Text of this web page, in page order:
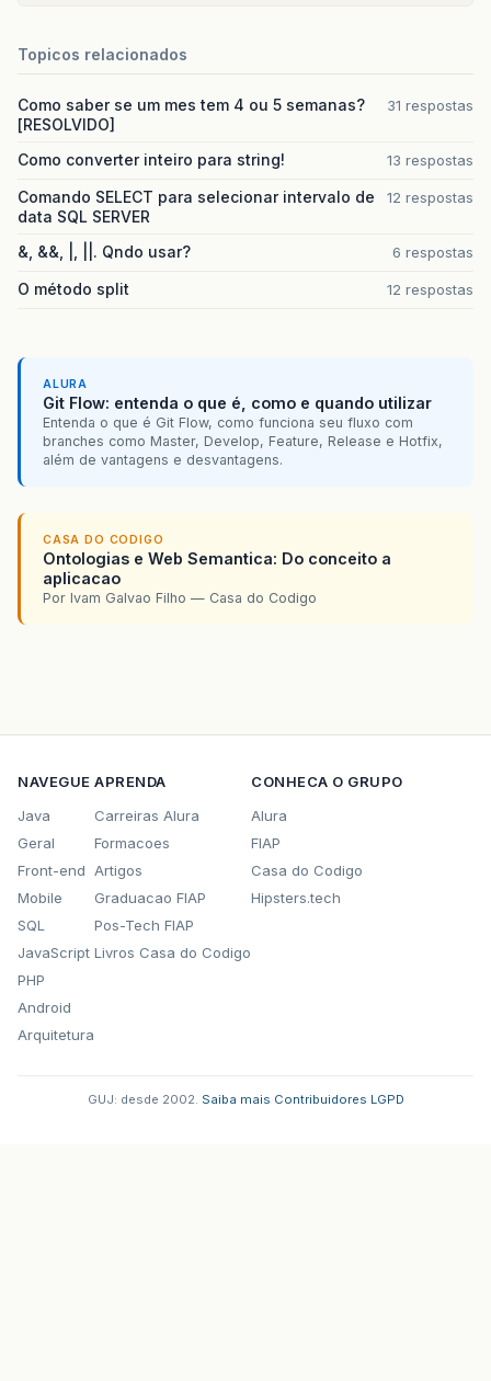
Topicos relacionados
Como saber se um mes tem 4 ou 5 semanas?
[RESOLVIDO]
31 respostas
Como converter inteiro para string! 13 respostas
Comando SELECT para selecionar intervalo de
data SQL SERVER
12 respostas
&, &&, |, ||. Qndo usar? 6 respostas
O método split 12 respostas
ALURA
Git Flow: entenda o que é, como e quando utilizar
Entenda o que é Git Flow, como funciona seu fluxo com
branches como Master, Develop, Feature, Release e Hotfix,
além de vantagens e desvantagens.
CASA DO CODIGO
Ontologias e Web Semantica: Do conceito a
aplicacao
Por Ivam Galvao Filho — Casa do Codigo
NAVEGUE
Java
Geral
Front-end
Mobile
SQL
JavaScript
PHP
Android
Arquitetura
APRENDA
Carreiras Alura
Formacoes
Artigos
Graduacao FIAP
Pos-Tech FIAP
Livros Casa do Codigo
CONHECA O GRUPO
Alura
FIAP
Casa do Codigo
Hipsters.tech
GUJ: desde 2002. Saiba mais Contribuidores LGPD